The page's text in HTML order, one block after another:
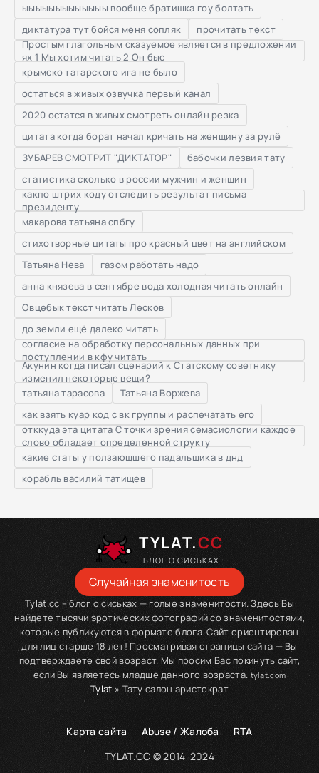
ыыыыыыыыыыыыы вообще братишка гоу болтать
диктатура тут бойся меня сопляк
прочитать текст
Простым глагольным сказуемое является в предложении
ях 1 Мы хотим читать 2 Он быс
крымско татарского ига не было
остаться в живых озвучка первый канал
2020 остатся в живых смотреть онлайн резка
цитата когда борат начал кричать на женщину за рулё
ЗУБАРЕВ СМОТРИТ "ДИКТАТОР"
бабочки лезвия тату
статистика сколько в россии мужчин и женщин
какпо штрих коду отследить результат письма
президенту
макарова татьяна спбгу
стихотворные цитаты про красный цвет на английском
Татьяна Нева
газом работать надо
анна князева в сентябре вода холодная читать онлайн
Овцебык текст читать Лесков
до земли ещё далеко читать
согласие на обработку персональных данных при
поступлении в кфу читать
Акунин когда писал сценарий к Статскому советнику
изменил некоторые вещи?
татьяна тарасова
Татьяна Воржева
как взять куар код с вк группы и распечатать его
отккуда эта цитата С точки зрения семасиологии каждое
слово обладает определенной структу
какие статы у ползающшего падальщика в днд
корабль василий татищев
TYLAT.CC
БЛОГ О СИСЬКАХ
Случайная знаменитость
Tylat.cc – блог о сиськах — голые знаменитости. Здесь Вы
найдете тысячи эротических фотографий со знаменитостями,
которые публикуются в формате блога. Сайт ориентирован
для лиц старше 18 лет! Просматривая страницы сайта — Вы
подтверждаете свой возраст. Мы просим Вас покинуть сайт,
если Вы являетесь младше данного возраста. tylat.com
Tylat » Тату салон аристократ
Карта сайта Abuse / Жалоба
RTA
TYLAT.CC © 2014-2024